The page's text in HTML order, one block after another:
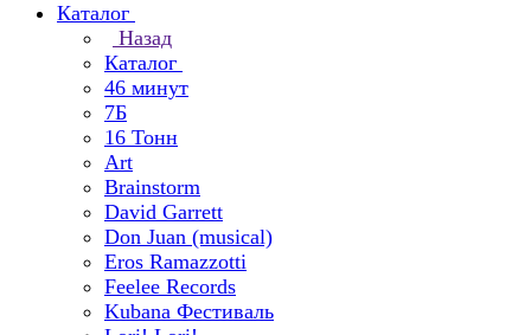
Каталог
Назад
Каталог
46 минут
7Б
16 Тонн
Art
Brainstorm
David Garrett
Don Juan (musical)
Eros Ramazzotti
Feelee Records
Kubana Фестиваль